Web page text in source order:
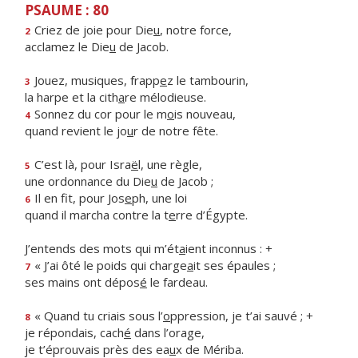
PSAUME : 80
2 Criez de joie pour Dieu, notre force,
acclamez le Dieu de Jacob.
3 Jouez, musiques, frappez le tambourin,
la harpe et la cithare mélodieuse.
4 Sonnez du cor pour le mois nouveau,
quand revient le jour de notre fête.
5 C’est là, pour Israël, une règle,
une ordonnance du Dieu de Jacob ;
6 Il en fit, pour Joseph, une loi
quand il marcha contre la terre d’Égypte.
J’entends des mots qui m’étaient inconnus : +
7 « J’ai ôté le poids qui chargeait ses épaules ;
ses mains ont déposé le fardeau.
8 « Quand tu criais sous l’oppression, je t’ai sauvé ; +
je répondais, caché dans l’orage,
je t’éprouvais près des eaux de Mériba.